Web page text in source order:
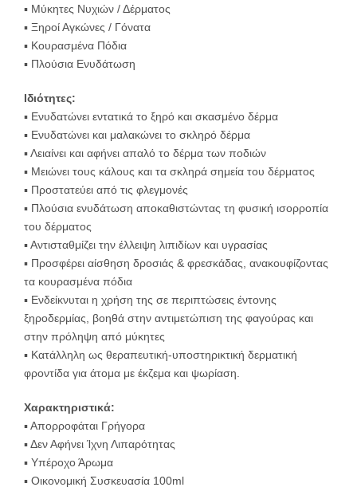
▪️ Μύκητες Νυχιών / Δέρματος
▪️ Ξηροί Αγκώνες / Γόνατα
▪️ Κουρασμένα Πόδια
▪️ Πλούσια Ενυδάτωση
Ιδιότητες:
▪️ Ενυδατώνει εντατικά το ξηρό και σκασμένο δέρμα
▪️ Ενυδατώνει και μαλακώνει το σκληρό δέρμα
▪️ Λειαίνει και αφήνει απαλό το δέρμα των ποδιών
▪️ Μειώνει τους κάλους και τα σκληρά σημεία του δέρματος
▪️ Προστατεύει από τις φλεγμονές
▪️ Πλούσια ενυδάτωση αποκαθιστώντας τη φυσική ισορροπία
του δέρματος
▪️ Αντισταθμίζει την έλλειψη λιπιδίων και υγρασίας
▪️ Προσφέρει αίσθηση δροσιάς & φρεσκάδας, ανακουφίζοντας
τα κουρασμένα πόδια
▪️ Ενδείκνυται η χρήση της σε περιπτώσεις έντονης
ξηροδερμίας, βοηθά στην αντιμετώπιση της φαγούρας και
στην πρόληψη από μύκητες
▪️ Κατάλληλη ως θεραπευτική-υποστηρικτική δερματική
φροντίδα για άτομα με έκζεμα και ψωρίαση.
Χαρακτηριστικά:
▪️ Απορροφάται Γρήγορα
▪️ Δεν Αφήνει Ίχνη Λιπαρότητας
▪️ Υπέροχο Άρωμα
▪️ Οικονομική Συσκευασία 100ml